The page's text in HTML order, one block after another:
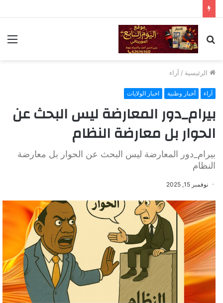
بحث
عن
الرئيسية / آراء
آراء أخبار وطنية اخبار الولايات
بيرام_دور المعارضة ليس البحث عن
الحوار بل معارضة النظام
بيرام_دور المعارضة ليس البحث عن الحوار بل معارضة
النظام
نوفمبر 15, 2025